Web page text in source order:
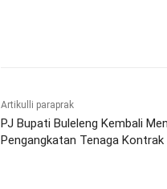
Artikulli paraprak
PJ Bupati Buleleng Kembali
Pengangkatan Tenaga Kontrak